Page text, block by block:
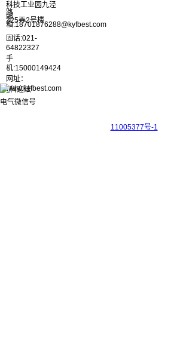
科技工业园九泾
路
325弄2号楼
邮
箱:18701876288@kyfbest.com
固话:021-
64822327
手
机:15000149424
网址：
www.kyfbest.com
11005377号-1